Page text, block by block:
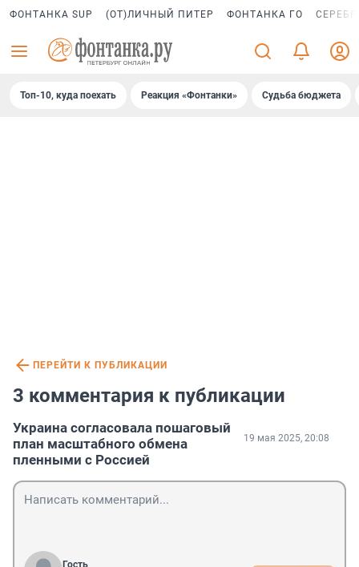
ФОНТАНКА SUP (ОТ)ЛИЧНЫЙ ПИТЕР ФОНТАНКА ГО
Топ-10, куда поехать Реакция «Фонтанки» Судьба бюджета
ПЕРЕЙТИ К ПУБЛИКАЦИИ
3 комментария к публикации
Украина согласовала пошаговый
план масштабного обмена
пленными с Россией
19 мая 2025, 20:08
Гость